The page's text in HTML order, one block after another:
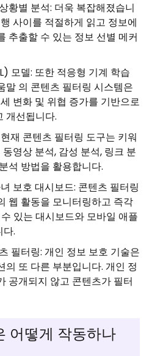
황별 분석: 더욱 복잡해졌습니
사이를 적절하게 읽고 정보에
추출할 수 있는 정보 선별 메커
모델: 또한 적응형 기계 학습
말 의 콘텐츠 필터링 시스템은
변화 및 위협 증가를 기반으로
개선됩니다.
재 콘텐츠 필터링 도구는 키워
영상 분석, 감성 분석, 링크 분
석 방법을 활용합니다.
보호 대시보드: 콘텐츠 필터링
웹 활동을 모니터링하고 즉각
있는 대시보드와 모바일 애플
.
필터링: 개인 정보 보호 기술은
의 또 다른 부분입니다. 개인 정
공개되지 않고 콘텐츠가 필터
어떻게 작동하나